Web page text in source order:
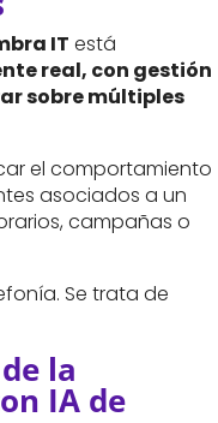
IT está
real, con gestión
sobre múltiples
el comportamiento
asociados a un
campañas o
Se trata de
la
IA de